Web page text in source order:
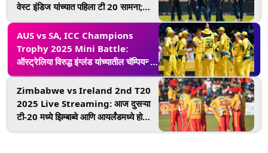
वेस्ट इंडिज यांच्यात पहिला टी 20 सामना;
थेट प्रक्षेपण कसे पहाल? जाणून घ्या
AUS vs SA, ICC Champions
Trophy 2025 Mini Battle:
ऑस्ट्रेलिया विरुद्ध इंग्लंड यांच्यातील चॅम्पियन्स
ट्रॉफी सामन्यात 'या' खेळाडूंमध्ये तीव्र स्पर्धा
होण्याची शक्यता
Zimbabwe vs Ireland 2nd T20
2025 Live Streaming: आज दुसऱ्या
टी-20 मध्ये झिम्बाब्वे आणि आयर्लंडमध्ये होणार